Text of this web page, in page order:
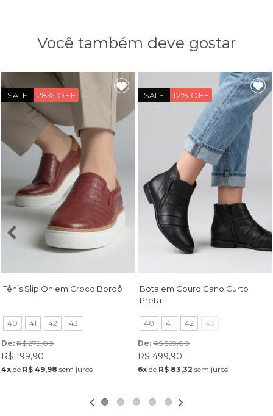
Você também deve gostar
SALE 28% OFF
Tênis Slip On em Croco Bordô
40 41 42 43
De: R$ 279,00
R$ 199,90
4x de R$ 49,98 sem juros
SALE 12% OFF
Bota em Couro Cano Curto
Preta
40 41 42 43
De: R$ 569,00
R$ 499,90
6x de R$ 83,32 sem juros